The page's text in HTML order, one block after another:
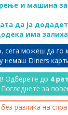
и машина
да ја
има
сега можеш да го
немаш DIners
Одберете до 4
за
разлика на